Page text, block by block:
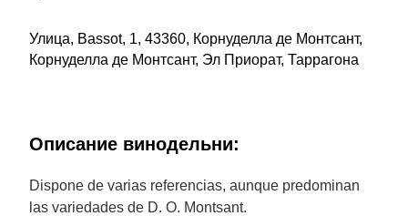
Улица, Bassot, 1, 43360, Корнуделла де Монтсант,
Корнуделла де Монтсант, Эл Приорат, Таррагона
Описание винодельни:
Dispone de varias referencias, aunque predominan
las variedades de D. O. Montsant.